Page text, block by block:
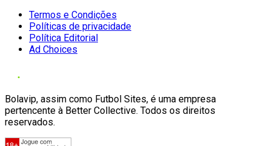
Termos e Condições
Políticas de privacidade
Política Editorial
Ad Choices
Bolavip, assim como Futbol Sites, é uma empresa
pertencente à Better Collective. Todos os direitos
reservados.